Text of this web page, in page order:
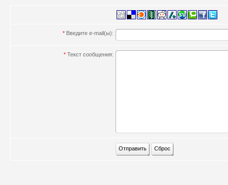
* Введите e-mail(ы):
* Текст сообщения: